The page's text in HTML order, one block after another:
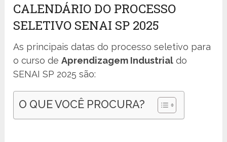
CALENDÁRIO DO PROCESSO
SELETIVO SENAI SP 2025
As principais datas do processo seletivo para
o curso deAprendizagem Industrial do
SENAI SP 2025 são:
O QUE VOCÊ PROCURA?